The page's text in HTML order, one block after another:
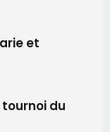
à Cruculi le
une